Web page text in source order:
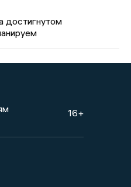
достигнутом
16+